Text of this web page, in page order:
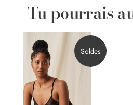
Tu pourrais
Soldes